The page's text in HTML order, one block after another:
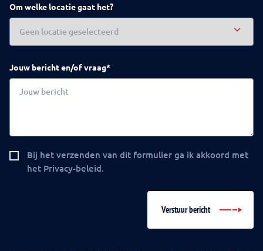
Om welke locatie gaat het?
Jouw bericht en/of vraag*
Bij het verzenden van dit formulier ga ik akkoord met
het Privacy-beleid.
Verstuur bericht